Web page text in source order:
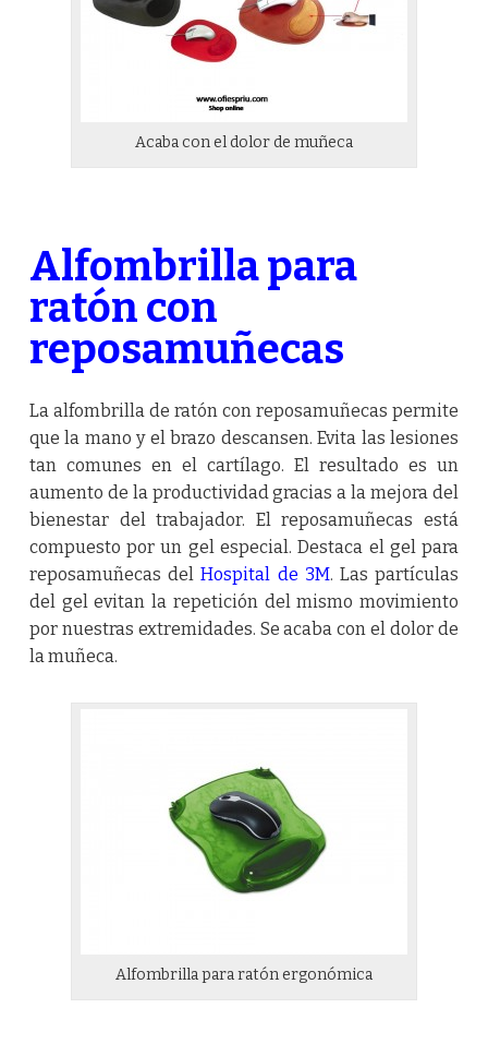
Acaba con el dolor de muñeca
Alfombrilla para
ratón con
reposamuñecas
La alfombrilla de ratón con reposamuñecas permite
que la mano y el brazo descansen. Evita las lesiones
tan comunes en el cartílago. El resultado es un
aumento de la productividad gracias a la mejora del
bienestar del trabajador. El reposamuñecas está
compuesto por un gel especial. Destaca el gel para
reposamuñecas delHospital de 3M. Las partículas
del gel evitan la repetición del mismo movimiento
por nuestras extremidades. Se acaba con el dolor de
la muñeca.
Alfombrilla para ratón ergonómica